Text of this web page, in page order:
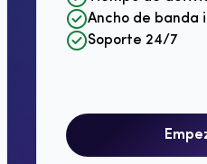
Ancho de banda
Soporte 24/7